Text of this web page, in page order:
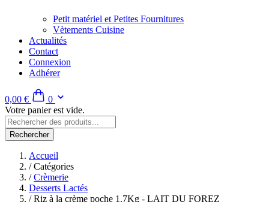
Petit matériel et Petites Fournitures
Vètements Cuisine
Actualités
Contact
Connexion
Adhérer
0,00 €
0
Votre panier est vide.
Rechercher
Accueil
/Catégories
/ Crèmerie
Desserts Lactés
/Riz à la crème poche 1.7Kg - LAIT DU FOREZ